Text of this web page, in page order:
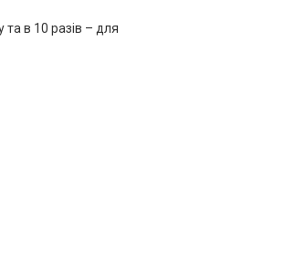
та в 10 разів – для